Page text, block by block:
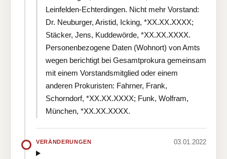
Leinfelden-Echterdingen. Nicht mehr Vorstand:
Dr. Neuburger, Aristid, Icking, *XX.XX.XXXX;
Stäcker, Jens, Kuddewörde, *XX.XX.XXXX.
Personenbezogene Daten (Wohnort) von Amts
wegen berichtigt bei Gesamtprokura gemeinsam
mit einem Vorstandsmitglied oder einem
anderen Prokuristen: Fahrner, Frank,
Schorndorf, *XX.XX.XXXX; Funk, Wolfram,
München, *XX.XX.XXXX.
VERÄNDERUNGEN 03.01.2022